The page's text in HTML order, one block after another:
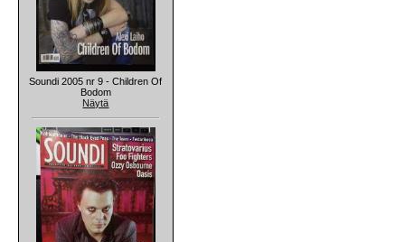
Soundi 2005 nr 9 - Children Of
Bodom
Näytä